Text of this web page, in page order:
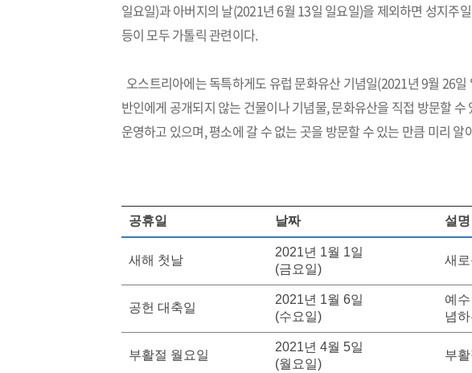
일요일)과 아버지의 날(2021년 6월 13일 일요일)을 제외하면 성지주
등이 모두 가톨릭 관련이다.
오스트리아에는 독특하게도 유럽 문화유산 기념일(2021년 9월 26
반인에게 공개되지 않는 건물이나 기념물, 문화유산을 직접 방문할
운영하고 있으며, 평소에 갈 수 없는 곳을 방문할 수 있는 만큼 미리 알
공휴일 날짜 설명
새해 첫날
2021년 1월 1일
(금요일)
새
공헌 대축일
2021년 1월 6일
(수요일)
예
념
부활절 월요일
2021년 4월 5일
(월요일)
부